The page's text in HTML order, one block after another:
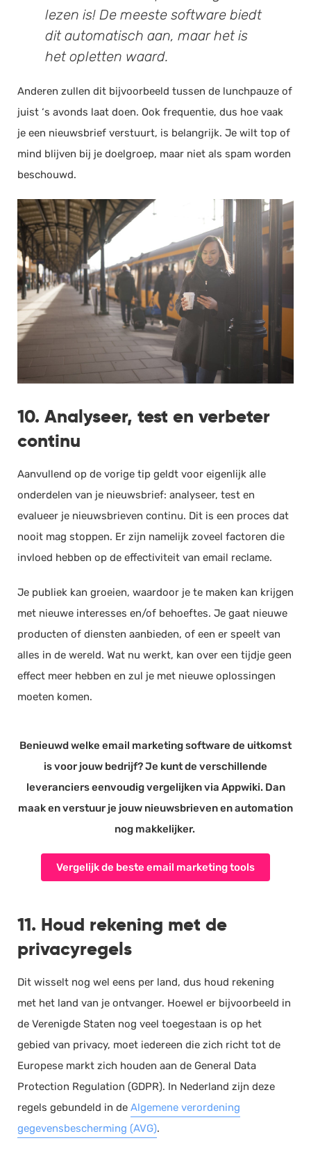
lezen is! De meeste software biedt
dit automatisch aan, maar het is
het opletten waard.
Anderen zullen dit bijvoorbeeld tussen de lunchpauze of
juist ‘s avonds laat doen. Ook frequentie, dus hoe vaak
je een nieuwsbrief verstuurt, is belangrijk. Je wilt top of
mind blijven bij je doelgroep, maar niet als spam worden
beschouwd.
10. Analyseer, test en verbeter
continu
Aanvullend op de vorige tip geldt voor eigenlijk alle
onderdelen van je nieuwsbrief: analyseer, test en
evalueer je nieuwsbrieven continu. Dit is een proces dat
nooit mag stoppen. Er zijn namelijk zoveel factoren die
invloed hebben op de effectiviteit van email reclame.
Je publiek kan groeien, waardoor je te maken kan krijgen
met nieuwe interesses en/of behoeftes. Je gaat nieuwe
producten of diensten aanbieden, of een er speelt van
alles in de wereld. Wat nu werkt, kan over een tijdje geen
effect meer hebben en zul je met nieuwe oplossingen
moeten komen.
Benieuwd welke email marketing software de uitkomst
is voor jouw bedrijf? Je kunt de verschillende
leveranciers eenvoudig vergelijken via Appwiki. Dan
maak en verstuur je jouw nieuwsbrieven en automation
nog makkelijker.
Vergelijk de beste email marketing tools
11. Houd rekening met de
privacyregels
Dit wisselt nog wel eens per land, dus houd rekening
met het land van je ontvanger. Hoewel er bijvoorbeeld in
de Verenigde Staten nog veel toegestaan is op het
gebied van privacy, moet iedereen die zich richt tot de
Europese markt zich houden aan de General Data
Protection Regulation (GDPR). In Nederland zijn deze
regels gebundeld in de Algemene verordening
gegevensbescherming (AVG).